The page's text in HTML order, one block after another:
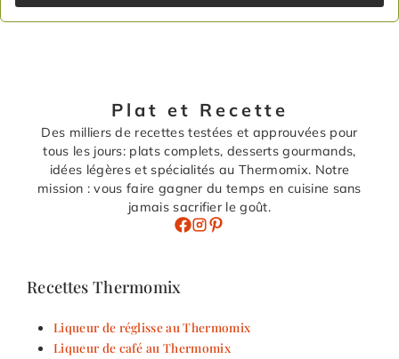
Plat et Recette
Des milliers de recettes testées et approuvées pour
tous les jours: plats complets, desserts gourmands,
idées légères et spécialités au Thermomix. Notre
mission : vous faire gagner du temps en cuisine sans
jamais sacrifier le goût.
Recettes Thermomix
Liqueur de réglisse au Thermomix
Liqueur de café au Thermomix